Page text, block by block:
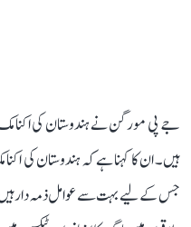
جے پی مورگن نے ہندوستان کی
ہیں۔ ان کا کہنا ہے کہ ہندوستان کی
جس کے لیے بہت سے عوامل ذمہ دار